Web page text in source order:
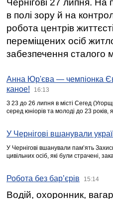
Чернігові 27 липня.
в полі зору й на
робота центрів
переміщених осіб
забезпечення сталого
Анна Юр'єва — чемпіонка
каное!
16:13
З 23 до 26 липня в місті Сегед
серед юніорів та молоді до 23
У Чернігові вшанували
У Чернігові вшанували пам’ять
цивільних осіб, які були страчені,
Робота без бар’єрів 15:14
Водій, охоронник,